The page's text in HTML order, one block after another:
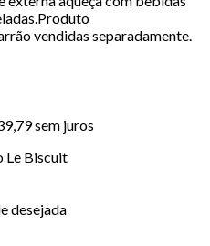
vendidas separadamente.
sem juros
Le Biscuit
desejada